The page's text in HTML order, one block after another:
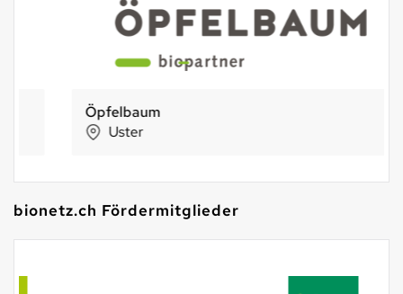
Öpfelbaum
Uster
bionetz.ch Fördermitglieder